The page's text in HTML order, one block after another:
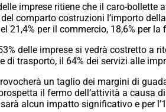
imprese ritiene che il caro-
comparto costruzioni l’importo
21,4% per il commercio, 18,6% per
delle imprese si vedrà costretto
di trasporto, il 64% dei servizi alle
un taglio dei margini di
il fermo dell’attività a causa
alcun impatto significativo e per